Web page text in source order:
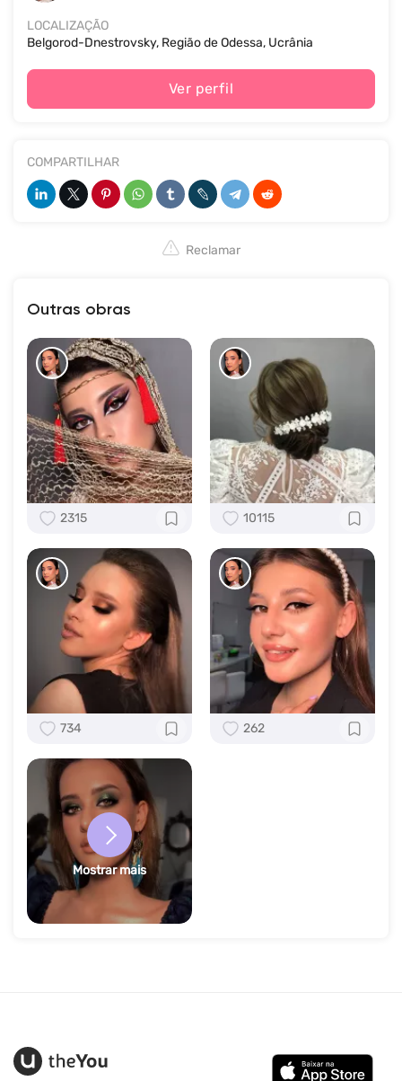
LOCALIZAÇÃO
Belgorod-Dnestrovsky, Região de Odessa, Ucrânia
Ver perfil
COMPARTILHAR
Reclamar
Outras obras
2315 10115
734 262
Mostrar mais